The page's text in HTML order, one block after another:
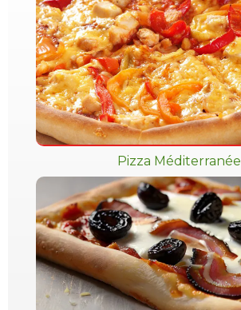
Pizza Méditerranée